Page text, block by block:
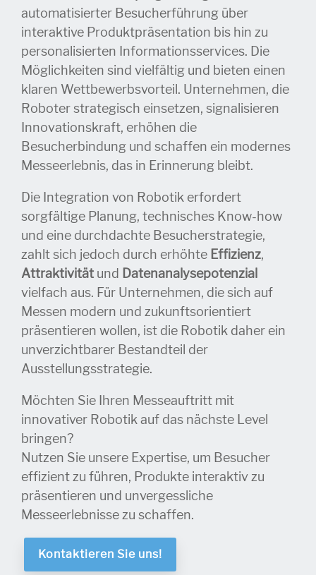
automatisierter Besucherführung über
interaktive Produktpräsentation bis hin zu
personalisierten Informationsservices. Die
Möglichkeiten sind vielfältig und bieten einen
klaren Wettbewerbsvorteil. Unternehmen, die
Roboter strategisch einsetzen, signalisieren
Innovationskraft, erhöhen die
Besucherbindung und schaffen ein modernes
Messeerlebnis, das in Erinnerung bleibt.
Die Integration von Robotik erfordert
sorgfältige Planung, technisches Know-how
und eine durchdachte Besucherstrategie,
zahlt sich jedoch durch erhöhte Effizienz,
Attraktivität und Datenanalysepotenzial
vielfach aus. Für Unternehmen, die sich auf
Messen modern und zukunftsorientiert
präsentieren wollen, ist die Robotik daher ein
unverzichtbarer Bestandteil der
Ausstellungsstrategie.
Möchten Sie Ihren Messeauftritt mit
innovativer Robotik auf das nächste Level
bringen?
Nutzen Sie unsere Expertise, um Besucher
effizient zu führen, Produkte interaktiv zu
präsentieren und unvergessliche
Messeerlebnisse zu schaffen.
Kontaktieren Sie uns!